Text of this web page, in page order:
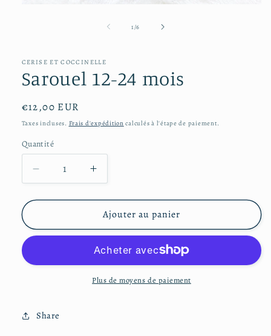
fenêtre
modale
1/de
6
CERISE ET COCCINELLE
Sarouel 12-24 mois
Prix
habituel
€12,00 EUR
Taxes incluses. Frais d'expédition calculés à l'étape de paiement.
Quantité
Réduire
la
quantité
Sarouel
mois
Augmenter
la
quantité
de
Sarouel
24
mois
Ajouter au panier
Plus de moyens de paiement
Share